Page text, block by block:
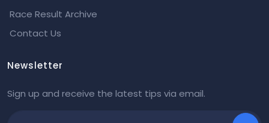
Race Result Archive
Contact Us
Newsletter
Sign up and receive the latest tips via email.